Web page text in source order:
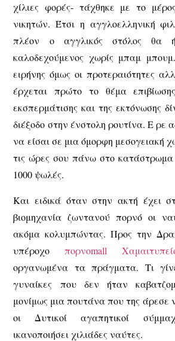
χίλιες φορές- τάχθηκε με το
νικητών. Έτσι η αγγλοελληνική
πλέον ο αγγλικός στόλος θα
καλοδεχούμενος χωρίς μπαμ
ειρήνης όμως οι προτεραιότητες
έρχεται πρώτο το θέμα
εκσπερμάτισης και της εκτόνωσης
διέξοδο στην ένστολη ρουτίνα. Ε ρε
να είσαι σε μια όμορφη μεσογειακή
τις ώρες σου πάνω στο κατάστρωμα
1000 ψωλές.
Και ειδικά όταν στην ακτή έχει
βιομηχανία ζωντανού πορνό οι
ακόμα κολυμπώντας. Προς την
υπέροχο πορνοmall
οργανωμένα τα πράγματα. Τι
γυναίκες που δεν ήταν
μονίμως μια πουτάνα που της άρεσε
οι Δυτικοί αγαπητικοί
ικανοποιήσει χιλιάδες ναύτες.